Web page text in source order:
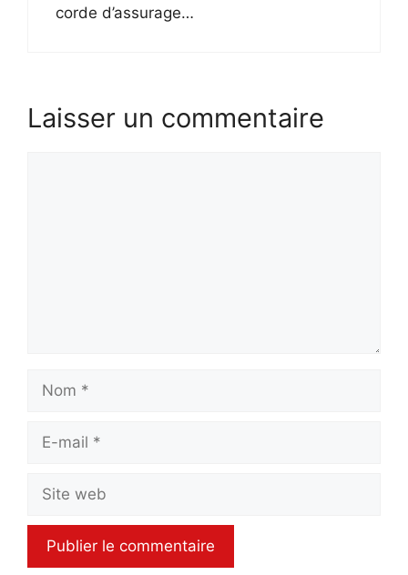
corde d’assurage…
Laisser un commentaire
Nom
Site
web